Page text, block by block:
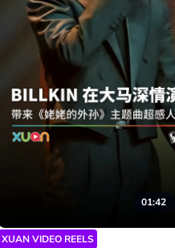
01:42
XUAN VIDEO REELS